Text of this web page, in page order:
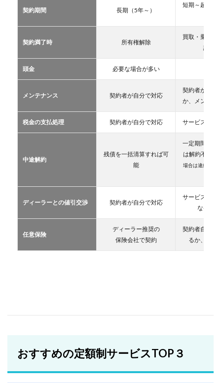
TOP
2.1
ブス
クリ
2.2
カー
リー
カー
ング
2.4
ー
契約期間 長期（5年～）
短期～超長期
契約満了時 所有権解除
買取・乗換・
譲渡
頭金 必要な場合が多い
メンテナンス 契約者が自分で対応
契約者が自分
か、メンテン
税金の支払処理 契約者が自分で対応 サービス提供
中途解約
残債を一括清算すれば可
能
一定期間が経
は解約不可
場合は違約金や
ディーラーとの値引交渉 契約者が自分で対応
サービス提供
な条件
任意保険
ディーラー推奨の
保険会社で契約
契約者自が自
るか、契約
おすすめの定額制サービスTOP３